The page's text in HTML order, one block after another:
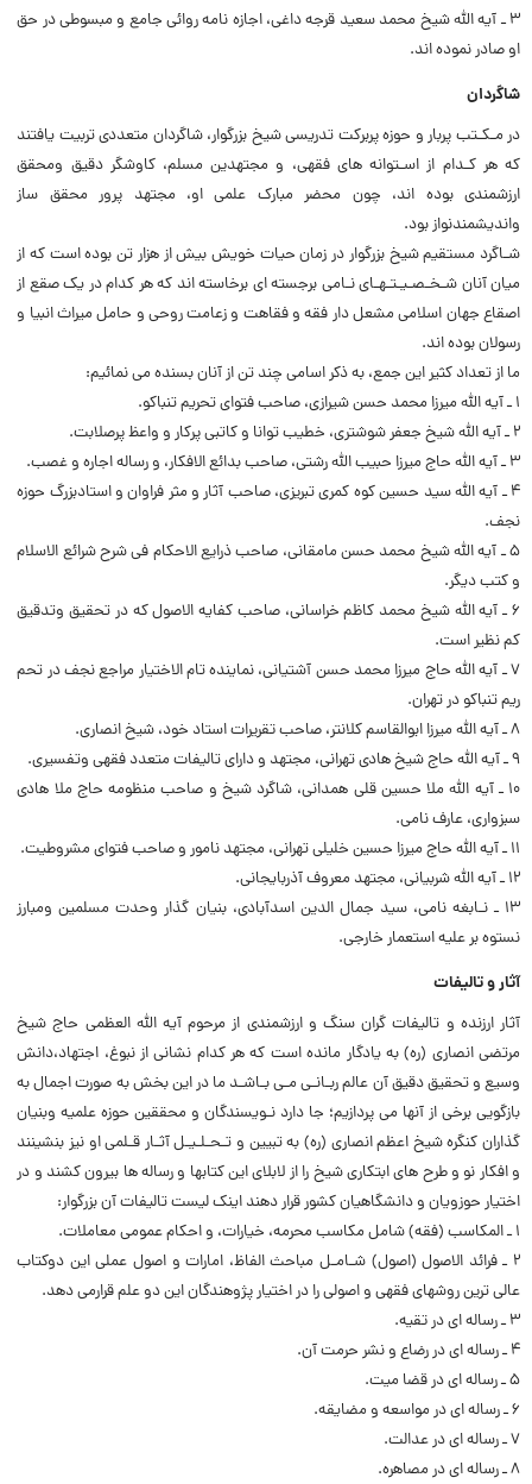
۳ ـ آیه الله شیخ محمد سعید قرجه داغی، اجازه نامه روائی جامع و مبسوطی در حق
او صادر نموده اند.
شاگردان
در مـکـتب پربار و حوزه پربرکت تدریسی شیخ بزرگوار، شاگردان متعددی تربیت یافتند
که هر کـدام از اسـتوانه های فقهی، و مجتهدین مسلم، کاوشگر دقیق ومحقق
ارزشمندی بوده اند، چون محضر مبارک علمی او، مجتهد پرور محقق ساز
واندیشمندنواز بود.
شـاگرد مستقیم شیخ بزرگوار در زمان حیات خویش بیش از هزار تن بوده است که از
میان آنان شـخـصـیـتـهـای نـامی برجسته ای برخاسته اند که هر کدام در یک صقع از
اصقاع جهان اسلامی مشعل دار فقه و فقاهت و زعامت روحی و حامل میراث انبیا و
رسولان بوده اند.
ما از تعداد کثیر این جمع، به ذکر اسامی چند تن از آنان بسنده می نمائیم:
۱ ـ آیه اللّه میرزا محمد حسن شیرازی، صاحب فتوای تحریم تنباکو.
۲ ـ آیه اللّه شیخ جعفر شوشتری، خطیب توانا و کاتبی پرکار و واعظ پرصلابت.
۳ ـ آیه اللّه حاج میرزا حبیب اللّه رشتی، صاحب بدائع الافکار، و رساله اجاره و غصب.
۴ ـ آیه اللّه سید حسین کوه کمری تبریزی، صاحب آثار و مثر فراوان و استادبزرگ حوزه
نجف.
۵ ـ آیه اللّه شیخ محمد حسن مامقانی، صاحب ذرایع الاحکام فی شرح شرائع الاسلام
و کتب دیگر.
۶ ـ آیه اللّه شیخ محمد کاظم خراسانی، صاحب کفایه الاصول که در تحقیق وتدقیق
کم نظیر است.
۷ ـ آیه اللّه حاج میرزا محمد حسن آشتیانی، نماینده تام الاختیار مراجع نجف در تحم
ریم تنباکو در تهران.
۸ ـ آیه اللّه میرزا ابوالقاسم کلانتر، صاحب تقریرات استاد خود، شیخ انصاری.
۹ ـ آیه اللّه حاج شیخ هادی تهرانی، مجتهد و دارای تالیفات متعدد فقهی وتفسیری.
۱۰ ـ آیه اللّه ملا حسین قلی همدانی، شاگرد شیخ و صاحب منظومه حاج ملا هادی
سبزواری، عارف نامی.
۱۱ ـ آیه اللّه حاج میرزا حسین خلیلی تهرانی، مجتهد نامور و صاحب فتوای مشروطیت.
۱۲ ـ آیه اللّه شربیانی، مجتهد معروف آذربایجانی.
۱۳ ـ نـابغه نامی، سید جمال الدین اسدآبادی، بنیان گذار وحدت مسلمین ومبارز
نستوه بر علیه استعمار خارجی.
آثار و تالیفات
آثار ارزنده و تالیفات گران سنگ و ارزشمندی از مرحوم آیه اللّه العظمی حاج شیخ
مرتضی انصاری (ره) به یادگار مانده است که هر کدام نشانی از نبوغ، اجتهاد،دانش
وسیع و تحقیق دقیق آن عالم ربـانـی مـی بـاشـد ما در این بخش به صورت اجمال به
بازگویی برخی از آنها می پردازیم؛ جا دارد نـویسندگان و محققین حوزه علمیه وبنیان
گذاران کنگره شیخ اعظم انصاری (ره) به تبیین و تـحـلـیـل آثـار قـلمی او نیز بنشینند
و افکار نو و طرح های ابتکاری شیخ را از لابلای این کتابها و رساله ها بیرون کشند و در
اختیار حوزویان و دانشگاهیان کشور قرار دهند اینک لیست تالیفات آن بزرگوار:
۱ ـ المکاسب (فقه) شامل مکاسب محرمه، خیارات، و احکام عمومی معاملات.
۲ ـ فرائد الاصول (اصول) شـامـل مباحث الفاظ، امارات و اصول عملی این دوکتاب
عالی ترین روشهای فقهی و اصولی را در اختیار پژوهندگان این دو علم قرارمی دهد.
۳ ـ رساله ای در تقیه.
۴ ـ رساله ای در رضاع و نشر حرمت آن.
۵ ـ رساله ای در قضا میت.
۶ ـ رساله ای در مواسعه و مضایقه.
۷ ـ رساله ای در عدالت.
۸ ـ رساله ای در مصاهره.